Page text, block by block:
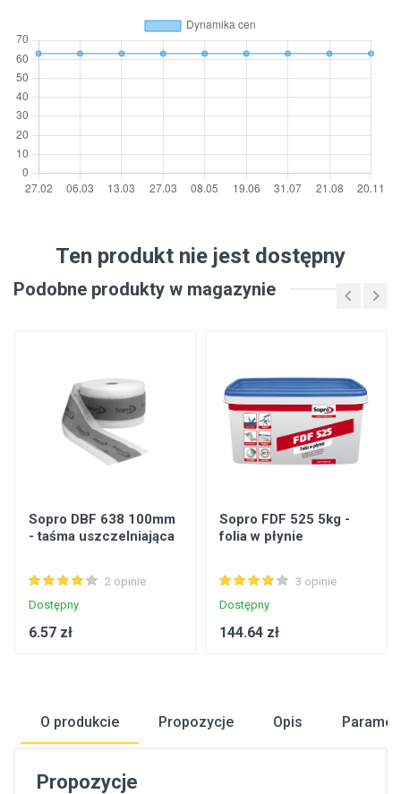
Ten produkt nie jest dostępny
Podobne produkty w magazynie
Sopro DBF 638 100mm
- taśma uszczelniająca
2 opinie
Dostępny
6.57 zł
Sopro FDF 525 5kg -
folia w płynie
3 opinie
Dostępny
144.64 zł
O produkcie Propozycje Opis
Propozycje